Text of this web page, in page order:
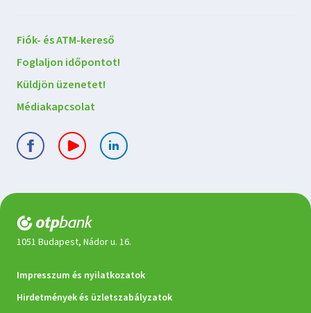
Lépjen
kapcsolatba
velünk
Fiók- és ATM-kereső
Foglaljon időpontot!
Küldjön üzenetet!
Médiakapcsolat
1051 Budapest, Nádor u. 16.
Jogi
dokumentumok
Impresszum és nyilatkozatok
Hirdetmények és üzletszabályzatok